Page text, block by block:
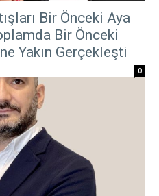
Bir Önceki Aya
Bir Önceki
Yakın Gerçekleşti
0